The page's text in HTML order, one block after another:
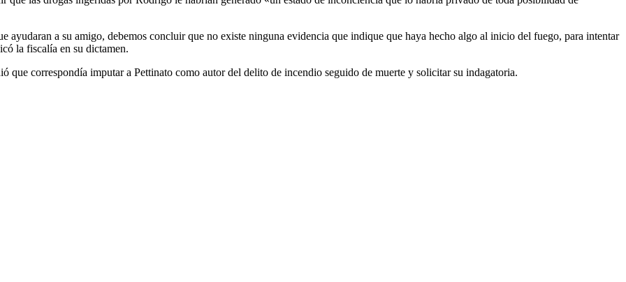
ayudaran a su amigo, debemos concluir que no existe ninguna evidencia que indique que haya hecho algo al inicio del fuego, para intentar
la fiscalía en su dictamen.
correspondía imputar a Pettinato como autor del delito de incendio seguido de muerte y solicitar su indagatoria.